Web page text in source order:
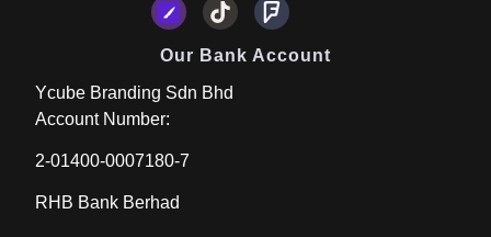
Our Bank Account
Ycube Branding Sdn Bhd
Account Number:
2-01400-0007180-7
RHB Bank Berhad